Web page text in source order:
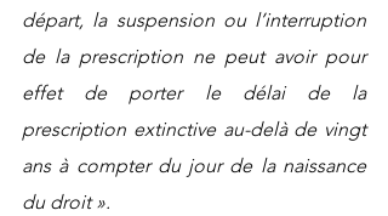
départ, la suspension ou l’interruption
de la prescription ne peut avoir pour
effet de porter le délai de la
prescription extinctive au-delà de vingt
ans à compter du jour de la naissance
du droit ».